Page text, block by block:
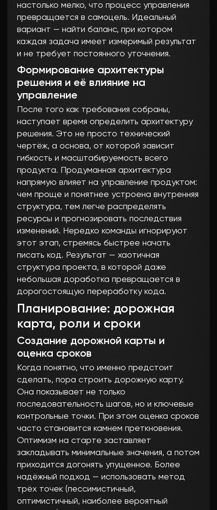
настолько мелко, что процесс управления
превращается в самоцель. Идеальный
вариант — найти баланс, при котором
каждая задача имеет измеримый результат
и не требует постоянного уточнения.
Формирование архитектуры
решения и её влияние на
управление
После того как требования собраны,
наступает время определить архитектуру
решения. Это не просто технический
чертёж, а основа, от которой зависит
гибкость и масштабируемость всего
продукта. Продуманная архитектура
напрямую влияет на управление продуктом:
чем проще и понятнее устроена внутренняя
структура, тем легче распределять
ресурсы и прогнозировать последствия
изменений. Нередко команды игнорируют
этот этап, стремясь быстрее начать
писать код. Результат — хаотичная
структура проекта, в которой даже
небольшая доработка превращается в
дорогостоящую переработку кода.
Планирование: дорожная
карта, роли и сроки
Создание дорожной карты и
оценка сроков
Когда понятно, что именно предстоит
сделать, пора строить дорожную карту.
Она показывает не только
последовательность шагов, но и ключевые
контрольные точки. При этом оценка сроков
часто становится камнем преткновения.
Оптимизм на старте заставляет
закладывать минимальные значения, а потом
приходится догонять упущенное. Более
надёжный подход — использовать метод
трёх точек (пессимистичный,
оптимистичный, наиболее вероятный